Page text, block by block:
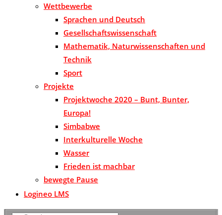
Wettbewerbe
Sprachen und Deutsch
Gesellschaftswissenschaft
Mathematik, Naturwissenschaften und
Technik
Sport
Projekte
Projektwoche 2020 – Bunt, Bunter,
Europa!
Simbabwe
Interkulturelle Woche
Wasser
Frieden ist machbar
bewegte Pause
Logineo LMS